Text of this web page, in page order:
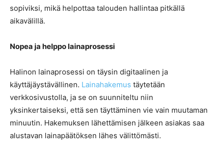
sopiviksi, mikä helpottaa talouden hallintaa pitkällä
aikavälillä.
Nopea ja helppo lainaprosessi
Halinon lainaprosessi on täysin digitaalinen ja
käyttäjäystävällinen. Lainahakemus täytetään
verkkosivustolla, ja se on suunniteltu niin
yksinkertaiseksi, että sen täyttäminen vie vain muutaman
minuutin. Hakemuksen lähettämisen jälkeen asiakas saa
alustavan lainapäätöksen lähes välittömästi.